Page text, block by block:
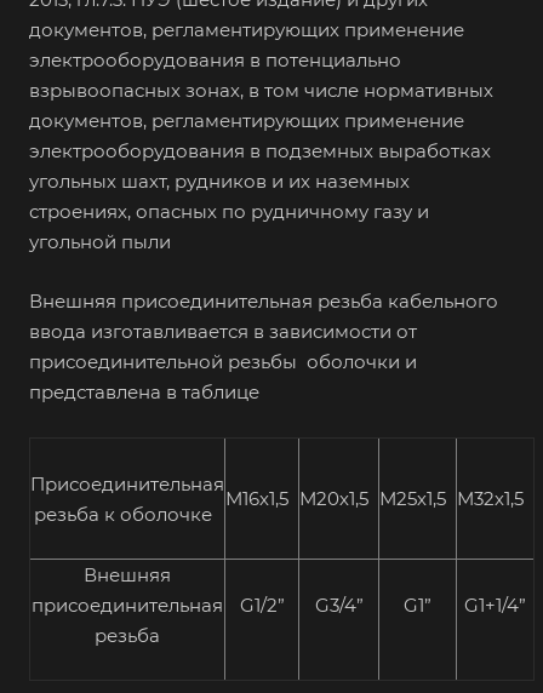
документов, регламентирующих применение
электрооборудования в потенциально
взрывоопасных зонах, в том числе нормативных
документов, регламентирующих применение
электрооборудования в подземных выработках
угольных шахт, рудников и их наземных
строениях, опасных по рудничному газу и
угольной пыли
Внешняя присоединительная резьба кабельного
ввода изготавливается в зависимости от
присоединительной резьбы оболочки и
представлена в таблице
Присоединительная
резьба к оболочке
М16х1,5 М20х1,5 М25х1,5 М32х1,5
Внешняя
присоединительная
резьба
G1/2” G3/4” G1” G1+1/4”